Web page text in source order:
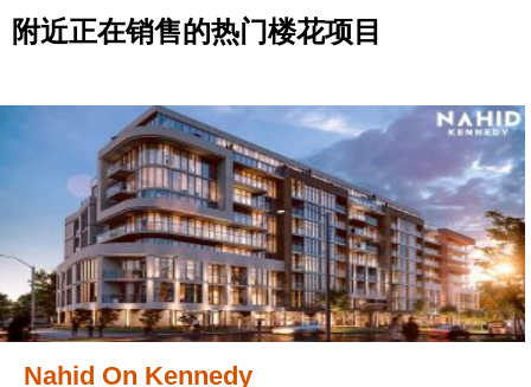
附近正在销售的热门楼花项目
Nahid On Kennedy